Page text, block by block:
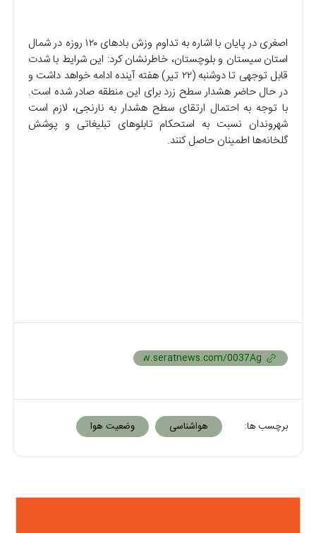
اصغری در پایان با اشاره به تداوم وزش بادهای ۱۲۰ روزه در شمال
استان سیستان و بلوچستان، خاطرنشان کرد: این شرایط با شدت
قابل توجهی تا دوشنبه (۲۲ تیر) هفته آینده ادامه خواهد داشت و
در حال حاضر هشدار سطح زرد برای این منطقه صادر شده است.
با توجه به احتمال ارتقای سطح هشدار به نارنجی، لازم است
شهروندان نسبت به استحکام تابلوهای تبلیغاتی و پوشش
گلخانه‌ها اطمینان حاصل کنند.
برچسب ها: هواشناسی وضعیت هوا